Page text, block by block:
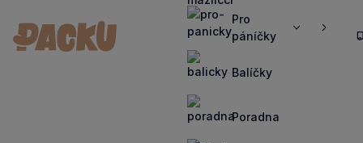
Pro
páníčky
ZobrazitZobrazit
Balíčky
Poradna